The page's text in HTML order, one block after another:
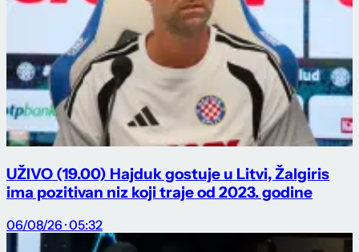
UŽIVO (19.00) Hajduk gostuje u Litvi, Žalgiris
ima pozitivan niz koji traje od 2023. godine
06/08/26 · 05:32